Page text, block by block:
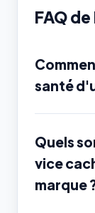
FAQ
santé
Quels
vice
marque